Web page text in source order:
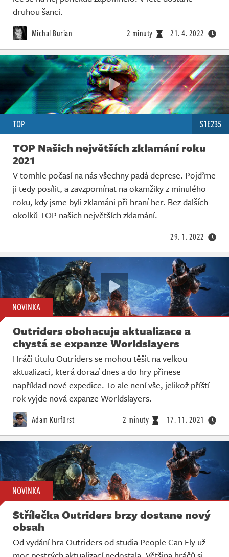
druhou šanci.
Michal Burian 2 minuty 21. 4. 2022
TOP S1E235
TOP Našich největších zklamání roku
2021
V tomhle počasí na nás všechny padá deprese. Pojďme
ji tedy posílit, a zavzpomínat na okamžiky z minulého
roku, kdy jsme byli zklamáni při hraní her. Bez dalších
okolků TOP našich největších zklamání.
29. 1. 2022
NOVINKA
Outriders obohacuje aktualizace a
chystá se expanze Worldslayers
Hráči titulu Outriders se mohou těšit na velkou
aktualizaci, která dorazí dnes a do hry přinese
například nové expedice. To ale není vše, jelikož příští
rok vyjde nová expanze Worldslayers.
Adam Kurfürst 2 minuty 17. 11. 2021
NOVINKA
Střílečka Outriders brzy dostane nový
obsah
Od vydání hra Outriders od studia People Can Fly už